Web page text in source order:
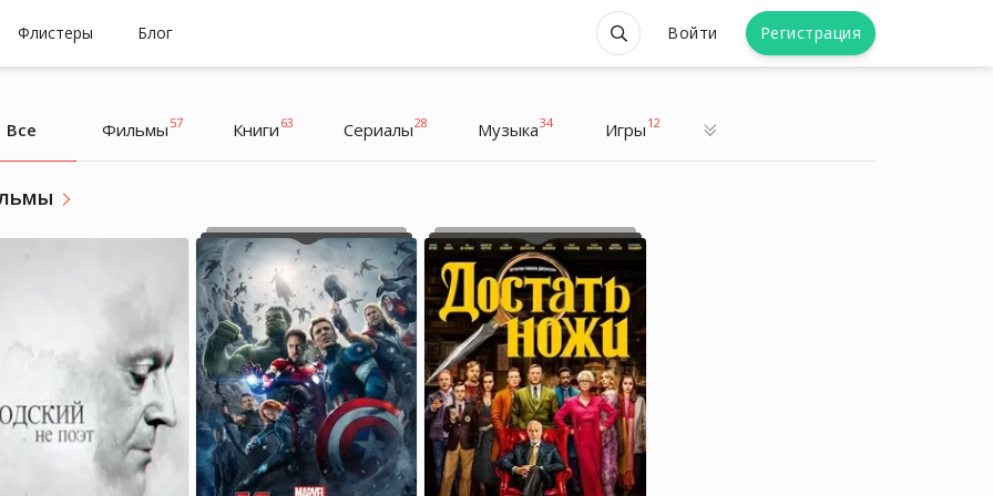
Флистеры Блог Войти Регистрация
Все Фильмы 57 Книги 63 Cериалы28 Музыка34 Игры 12
Valerya_ya
Медицина, литература
Valerya_ya
Медицина, литература